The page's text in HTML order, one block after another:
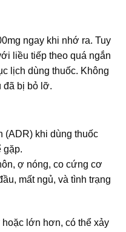
ngay khi nhớ ra. Tuy
liều tiếp theo quá ngắn
lịch dùng thuốc. Không
đã bị bỏ lỡ.
(ADR) khi dùng thuốc
gặp.
ợ nóng, co cứng cơ
mất ngủ, và tình trạng
lớn hơn, có thể xảy